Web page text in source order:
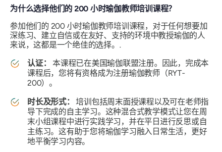
为什么选择他们的 200 小时瑜伽教师培训课程？
参加他们的 200 小时瑜伽教师培训课程，对于任何想要加
深练习、建立自信或在友好、支持的环境中教授瑜伽的人
来说，这都是一个绝佳的选择。.
认证：本课程已在美国瑜伽联盟注册。因此，完成本
课程后，您将有资格成为注册瑜伽教师（RYT-
200）。
时长及形式：培训包括周末面授课程以及可在老师指
导下完成的自主学习。这种混合式教学模式让您在周
末小组课程中进行实践学习，并在平日进行反思或自
主练习。这有助于您将瑜伽学习融入日常生活，更好
地平衡学习内容。